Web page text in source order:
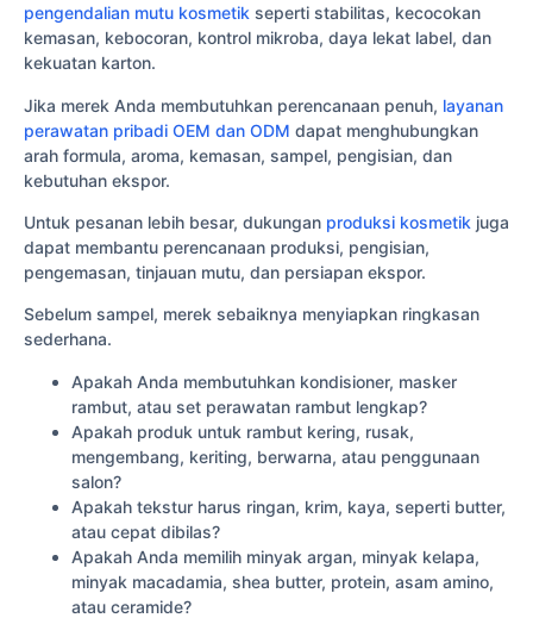
pengendalian mutu kosmetik seperti stabilitas, kecocokan
kemasan, kebocoran, kontrol mikroba, daya lekat label, dan
kekuatan karton.
Jika merek Anda membutuhkan perencanaan penuh, layanan
perawatan pribadi OEM dan ODM dapat menghubungkan
arah formula, aroma, kemasan, sampel, pengisian, dan
kebutuhan ekspor.
Untuk pesanan lebih besar, dukungan produksi kosmetik juga
dapat membantu perencanaan produksi, pengisian,
pengemasan, tinjauan mutu, dan persiapan ekspor.
Sebelum sampel, merek sebaiknya menyiapkan ringkasan
sederhana.
Apakah Anda membutuhkan kondisioner, masker
rambut, atau set perawatan rambut lengkap?
Apakah produk untuk rambut kering, rusak,
mengembang, keriting, berwarna, atau penggunaan
salon?
Apakah tekstur harus ringan, krim, kaya, seperti butter,
atau cepat dibilas?
Apakah Anda memilih minyak argan, minyak kelapa,
minyak macadamia, shea butter, protein, asam amino,
atau ceramide?